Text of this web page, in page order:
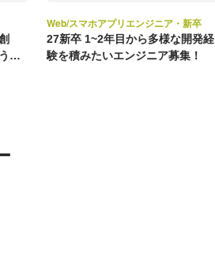
エ
Web/スマホアプリエンジニア・新卒
27新卒 1~2年目から多様な開発経
験を積みたいエンジニア募集！